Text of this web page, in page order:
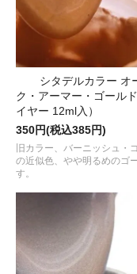
シタデルカラー オ
ク・アーマー・ゴール
イヤー 12ml入）
350円(税込385円)
旧カラー、バーニッシュ・
の近似色、やや明るめのゴ
す。